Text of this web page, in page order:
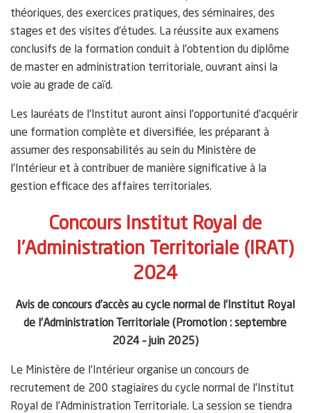
théoriques, des exercices pratiques, des séminaires, des
stages et des visites d’études. La réussite aux examens
conclusifs de la formation conduit à l’obtention du diplôme
de master en administration territoriale, ouvrant ainsi la
voie au grade de caïd.
Les lauréats de l’Institut auront ainsi l’opportunité d’acquérir
une formation complète et diversifiée, les préparant à
assumer des responsabilités au sein du Ministère de
l’Intérieur et à contribuer de manière significative à la
gestion efficace des affaires territoriales.
Concours Institut Royal de
l’Administration Territoriale (IRAT)
2024
Avis de concours d’accès au cycle normal de l’Institut Royal
de l’Administration Territoriale (Promotion : septembre
2024 – juin 2025)
Le Ministère de l’Intérieur organise un concours de
recrutement de 200 stagiaires du cycle normal de l’Institut
Royal de l’Administration Territoriale. La session se tiendra